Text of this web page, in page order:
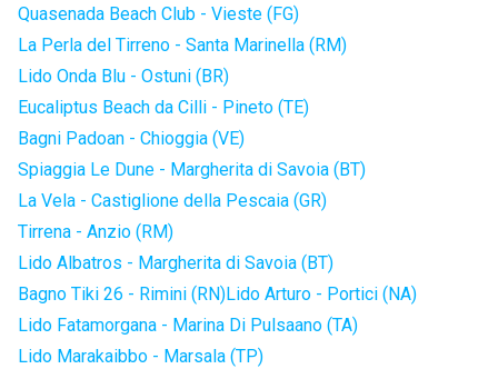
Quasenada Beach Club - Vieste (FG)
La Perla del Tirreno - Santa Marinella (RM)
Lido Onda Blu - Ostuni (BR)
Eucaliptus Beach da Cilli - Pineto (TE)
Bagni Padoan - Chioggia (VE)
Spiaggia Le Dune - Margherita di Savoia (BT)
La Vela - Castiglione della Pescaia (GR)
Tirrena - Anzio (RM)
Lido Albatros - Margherita di Savoia (BT)
Bagno Tiki 26 - Rimini (RN)Lido Arturo - Portici (NA)
Lido Fatamorgana - Marina Di Pulsaano (TA)
Lido Marakaibbo - Marsala (TP)